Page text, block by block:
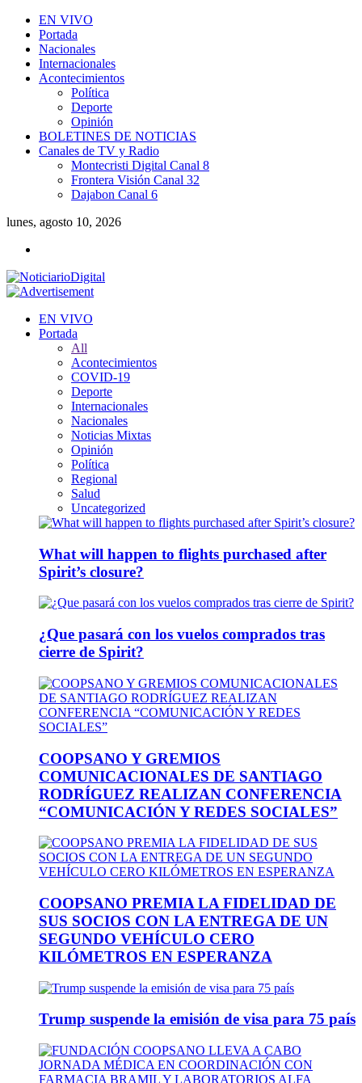
EN VIVO
Portada
Nacionales
Internacionales
Acontecimientos
Política
Deporte
Opinión
BOLETINES DE NOTICIAS
Canales de TV y Radio
Montecristi Digital Canal 8
Frontera Visión Canal 32
Dajabon Canal 6
lunes, agosto 10, 2026
EN VIVO
Portada
All
Acontecimientos
COVID-19
Deporte
Internacionales
Nacionales
Noticias Mixtas
Opinión
Política
Regional
Salud
Uncategorized
What will happen to flights purchased after
Spirit’s closure?
¿Que pasará con los vuelos comprados tras
cierre de Spirit?
COOPSANO Y GREMIOS
COMUNICACIONALES DE SANTIAGO
RODRÍGUEZ REALIZAN CONFERENCIA
“COMUNICACIÓN Y REDES SOCIALES”
COOPSANO PREMIA LA FIDELIDAD DE
SUS SOCIOS CON LA ENTREGA DE UN
SEGUNDO VEHÍCULO CERO
KILÓMETROS EN ESPERANZA
Trump suspende la emisión de visa para 75 país